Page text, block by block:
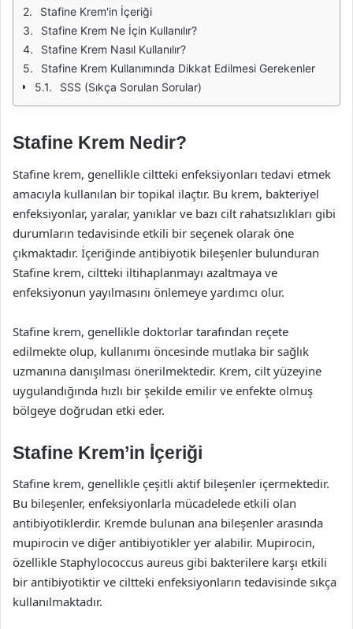
Stafine Krem'in İçeriği
Stafine Krem Ne İçin Kullanılır?
Stafine Krem Nasıl Kullanılır?
Stafine Krem Kullanımında Dikkat Edilmesi Gerekenler
SSS (Sıkça Sorulan Sorular)
Stafine Krem Nedir?
Stafine krem, genellikle ciltteki enfeksiyonları tedavi etmek
amacıyla kullanılan bir topikal ilaçtır. Bu krem, bakteriyel
enfeksiyonlar, yaralar, yanıklar ve bazı cilt rahatsızlıkları gibi
durumların tedavisinde etkili bir seçenek olarak öne
çıkmaktadır. İçeriğinde antibiyotik bileşenler bulunduran
Stafine krem, ciltteki iltihaplanmayı azaltmaya ve
enfeksiyonun yayılmasını önlemeye yardımcı olur.
Stafine krem, genellikle doktorlar tarafından reçete
edilmekte olup, kullanımı öncesinde mutlaka bir sağlık
uzmanına danışılması önerilmektedir. Krem, cilt yüzeyine
uygulandığında hızlı bir şekilde emilir ve enfekte olmuş
bölgeye doğrudan etki eder.
Stafine Krem’in İçeriği
Stafine krem, genellikle çeşitli aktif bileşenler içermektedir.
Bu bileşenler, enfeksiyonlarla mücadelede etkili olan
antibiyotiklerdir. Kremde bulunan ana bileşenler arasında
mupirocin ve diğer antibiyotikler yer alabilir. Mupirocin,
özellikle Staphylococcus aureus gibi bakterilere karşı etkili
bir antibiyotiktir ve ciltteki enfeksiyonların tedavisinde sıkça
kullanılmaktadır.